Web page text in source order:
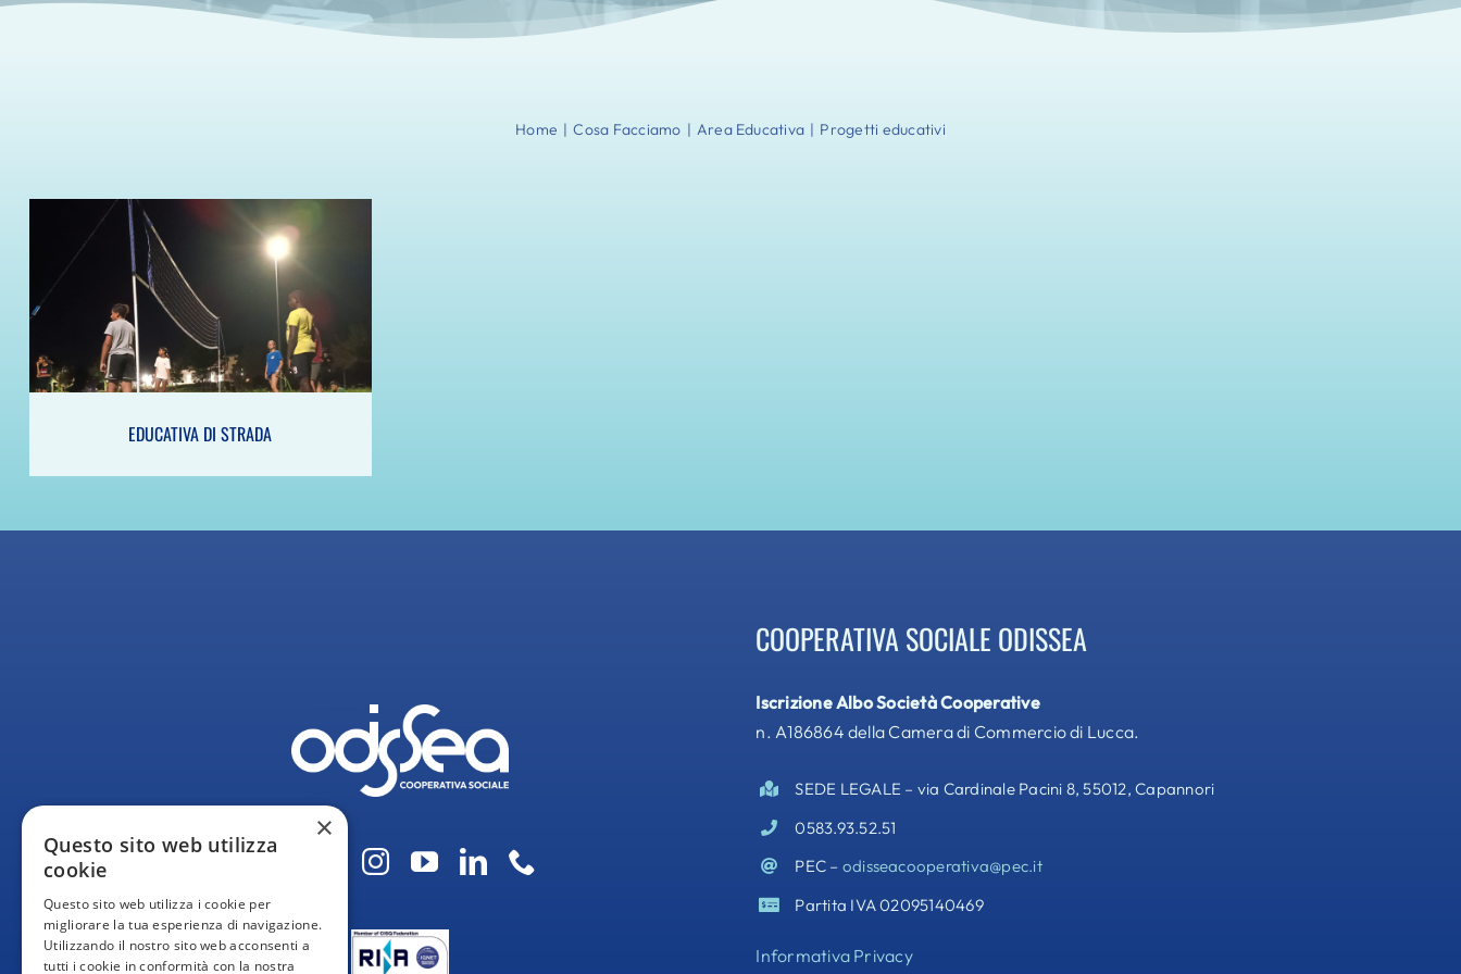
Home | Cosa Facciamo | Area Educativa | Progetti educativi
EDUCATIVA DI STRADA
EDUCATIVA DI STRADA
COOPERATIVA SOCIALE ODISSEA
Iscrizione Albo Società Cooperative
n. A186864 della Camera di Commercio di Lucca.
SEDE LEGALE – via Cardinale Pacini 8, 55012, Capannori
0583.93.52.51
PEC – odisseacooperativa@pec.it
Partita IVA 02095140469
Informativa Privacy
×
Questo sito web utilizza
cookie
Questo sito web utilizza i cookie per
migliorare la tua esperienza di navigazione.
Utilizzando il nostro sito web acconsenti a
tutti i cookie in conformità con la nostra